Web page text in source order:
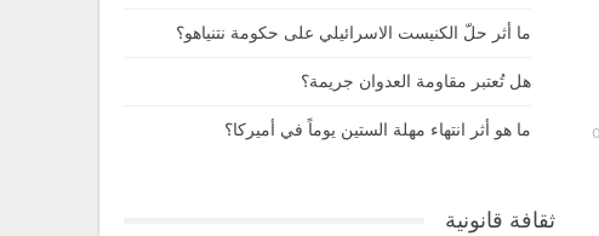
ما أثر حلّ الكنيست الاسرائيلي على حكومة نتنياهو؟
هل تُعتبر مقاومة العدوان جريمة؟
ما هو أثر انتهاء مهلة الستين يوماً في أميركا؟
ثقافة قانونية